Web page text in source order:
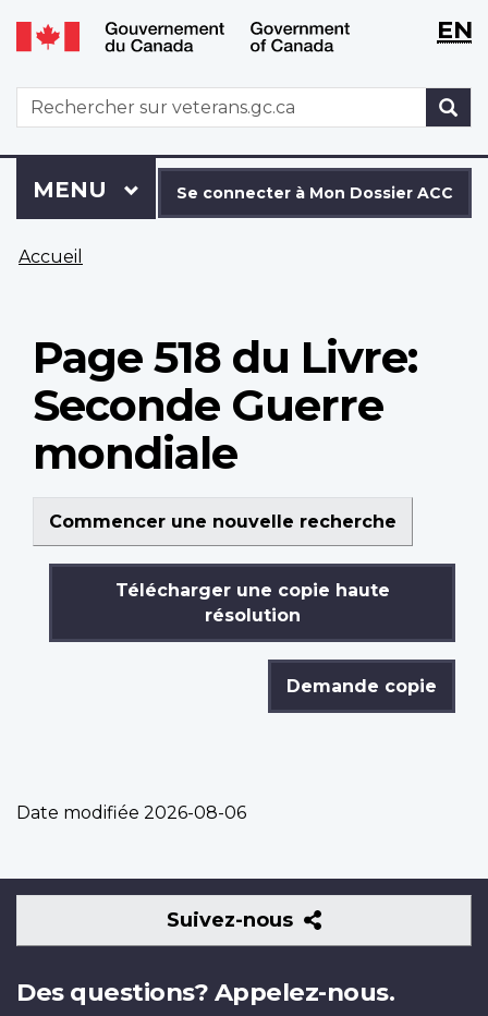
Aller
au
principal
Passer
à
version
HTML
simplifiée
WxT
WxTEN
WxT
Search
form
connecter
à
Dossier
Se connecter à Mon Dossier ACC
Menu
MENU PRINCIPAL
êtes
Accueil
Page 518 du Livre:
Seconde Guerre
mondiale
Commencer une nouvelle recherche
Télécharger une copie haute
résolution
Demande copie
Date modifiée 2026-08-06
Suivez-nous
Suivez-
nous
Des questions? Appelez-nous.